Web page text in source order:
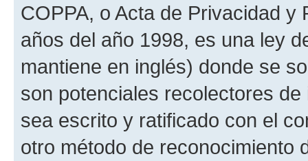
COPPA, o Acta de Privacidad
años del año 1998, es una ley
mantiene en inglés) donde se
son potenciales recolectores
sea escrito y ratificado con el
otro método de reconocimiento